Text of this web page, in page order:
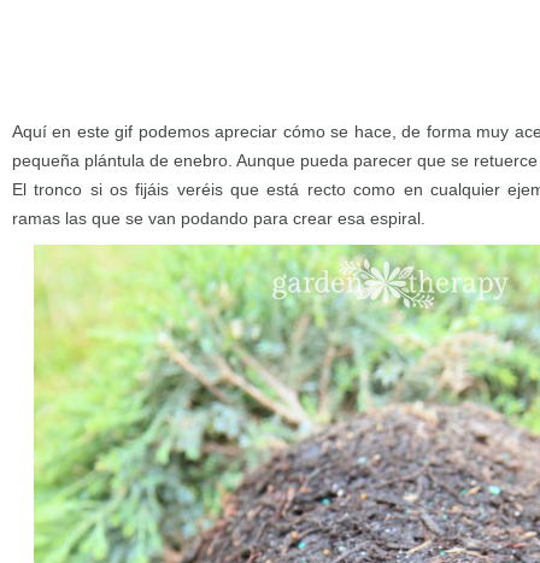
Aquí en este gif podemos apreciar cómo se hace, de forma muy
pequeña plántula de enebro. Aunque pueda parecer que se
El tronco si os fijáis veréis que está recto como en cualquier
ramas las que se van podando para crear esa espiral.